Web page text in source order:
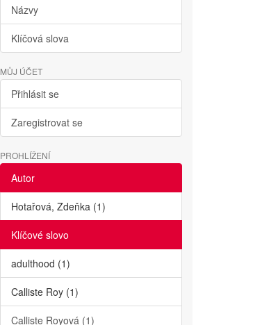
Názvy
Klíčová slova
MŮJ ÚČET
Přihlásit se
Zaregistrovat se
PROHLÍŽENÍ
Autor
Hotařová, Zdeňka (1)
Klíčové slovo
adulthood (1)
Calliste Roy (1)
Calliste Royová (1)